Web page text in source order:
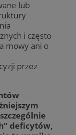
lub
i często
mowy ani o
przez
deficytów,